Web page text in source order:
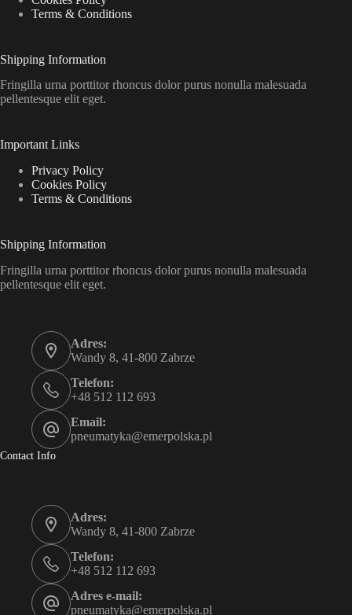
Terms & Conditions
Shipping Information
Fringilla urna porttitor rhoncus dolor purus nonulla malesuada
pellentesque elit eget.
Important Links
Privacy Policy
Cookies Policy
Terms & Conditions
Shipping Information
Fringilla urna porttitor rhoncus dolor purus nonulla malesuada
pellentesque elit eget.
Adres:
Wandy 8, 41-800 Zabrze
Telefon:
+48 512 112 693
Email:
pneumatyka@emerpolska.pl
Contact Info
Adres:
Wandy 8, 41-800 Zabrze
Telefon:
+48 512 112 693
Adres e-mail:
pneumatyka@emerpolska.pl